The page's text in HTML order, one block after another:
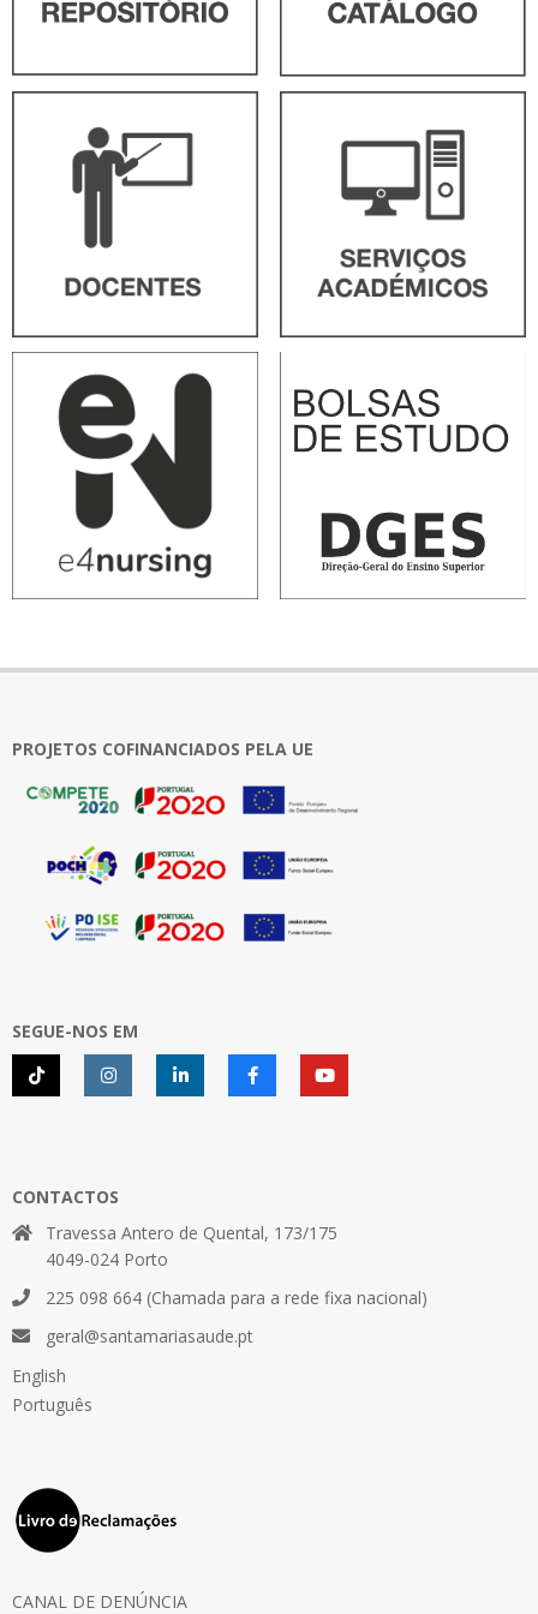
PROJETOS COFINANCIADOS PELA UE
SEGUE-NOS EM
CONTACTOS
Travessa Antero de Quental, 173/175
4049-024 Porto
225 098 664 (Chamada para a rede fixa nacional)
geral@santamariasaude.pt
English
Português
CANAL DE DENÚNCIA